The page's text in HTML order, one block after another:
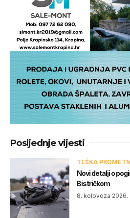
Posljednje vijesti
TEŠKA
Novi detalji o
Bistričkom
8. kolovoza 2026.